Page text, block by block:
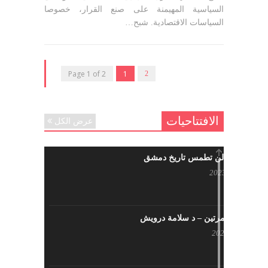
السياسية المهيمنة على صنع القرار، خصوصا
السياسات الاقتصادية. شبح…
Page 1 of 2 1 2
الافتتاحيات عرض الكل
حرائقكم لن تطمس تاريخ دمشق
لا تقتلونا مرتين – د سلامة درويش